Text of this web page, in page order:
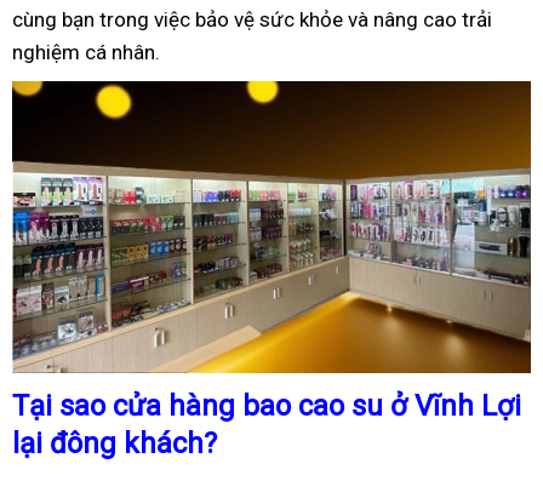
cùng bạn trong việc bảo vệ sức khỏe và nâng cao trải
nghiệm cá nhân.
Tại sao cửa hàng bao cao su ở Vĩnh Lợi
lại đông khách?